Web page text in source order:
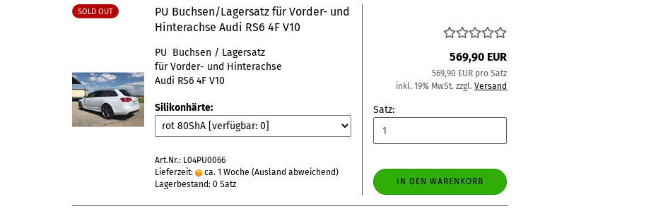
SOLD OUT
PU Buchsen/Lagersatz für Vorder- und
Hinterachse Audi RS6 4F V10
PU Buchsen / Lagersatz
für Vorder- und Hinterachse
Audi RS6 4F V10
Silikonhärte:
Art.Nr.: L04PU0066
Lieferzeit:
ca. 1 Woche (Ausland abweichend)
Lagerbestand: 0 Satz
569,90 EUR
569,90 EUR pro Satz
inkl. 19% MwSt. zzgl.Versand
Satz:
IN DEN WARENKORB